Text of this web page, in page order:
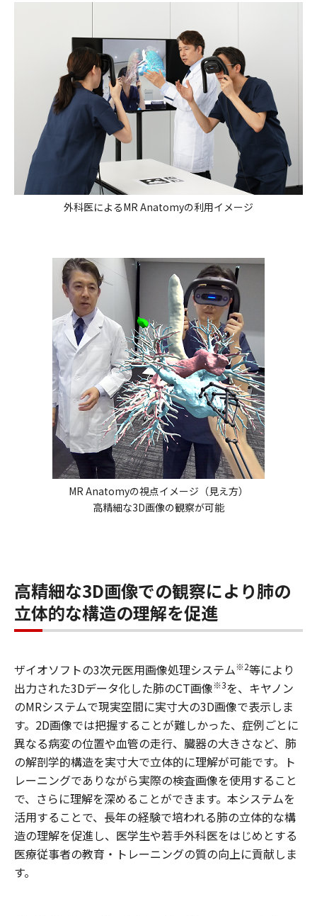
外科医によるMR Anatomyの利用イメージ
MR Anatomyの視点イメージ（見え方）
高精細な3D画像の観察が可能
高精細な3D画像での観察により肺の
立体的な構造の理解を促進
ザイオソフトの3次元医用画像処理システム※2等により
出力された3Dデータ化した肺のCT画像※3を、キヤノン
のMRシステムで現実空間に実寸大の3D画像で表示しま
す。2D画像では把握することが難しかった、症例ごとに
異なる病変の位置や血管の走行、臓器の大きさなど、肺
の解剖学的構造を実寸大で立体的に理解が可能です。ト
レーニングでありながら実際の検査画像を使用すること
で、さらに理解を深めることができます。本システムを
活用することで、長年の経験で培われる肺の立体的な構
造の理解を促進し、医学生や若手外科医をはじめとする
医療従事者の教育・トレーニングの質の向上に貢献しま
す。